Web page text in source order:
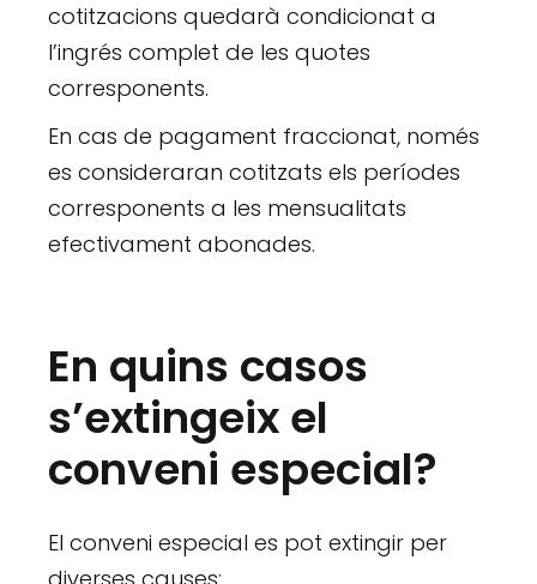
cotitzacions quedarà condicionat a
l’ingrés complet de les quotes
corresponents.
En cas de pagament fraccionat, només
es consideraran cotitzats els períodes
corresponents a les mensualitats
efectivament abonades.
En quins casos
s’extingeix el
conveni especial?
El conveni especial es pot extingir per